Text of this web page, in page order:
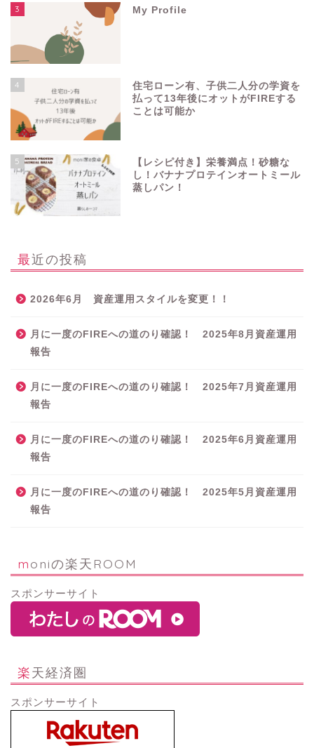
3 My Profile
4
住宅ローン有、子供二人分の学資を
払って13年後にオットがFIREする
ことは可能か
5
【レシピ付き】栄養満点！砂糖な
し！バナナプロテインオートミール
蒸しパン！
最近の投稿
2026年6月 資産運用スタイルを変更！！
月に一度のFIREへの道のり確認！ 2025年8月資産運用
報告
月に一度のFIREへの道のり確認！ 2025年7月資産運用
報告
月に一度のFIREへの道のり確認！ 2025年6月資産運用
報告
月に一度のFIREへの道のり確認！ 2025年5月資産運用
報告
moniの楽天ROOM
スポンサーサイト
楽天経済圏
スポンサーサイト